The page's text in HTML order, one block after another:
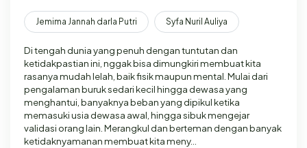
Jemima Jannah darla Putri Syfa Nuril Auliya
Di tengah dunia yang penuh dengan tuntutan dan
ketidakpastian ini, nggak bisa dimungkiri membuat kita
rasanya mudah lelah, baik fisik maupun mental. Mulai dari
pengalaman buruk sedari kecil hingga dewasa yang
menghantui, banyaknya beban yang dipikul ketika
memasuki usia dewasa awal, hingga sibuk mengejar
validasi orang lain. Merangkul dan berteman dengan banyak
ketidaknyamanan membuat kita meny…